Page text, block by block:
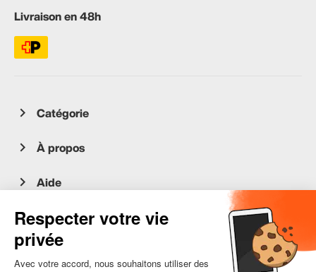
Livraison en 48h
Catégorie
À propos
Aide
Service client
occasion.migros.mobile@recommerce.com